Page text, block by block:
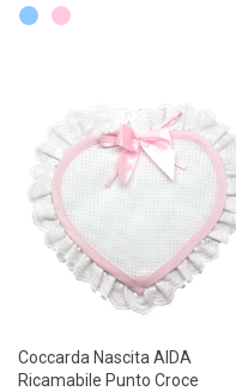
Coccarda Nascita AIDA
Ricamabile Punto Croce